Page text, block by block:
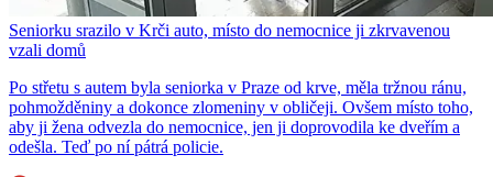
Seniorku srazilo v Krči auto, místo do nemocnice ji zkrvavenou
vzali domů
Po střetu s autem byla seniorka v Praze od krve, měla tržnou ránu,
pohmožděniny a dokonce zlomeniny v obličeji. Ovšem místo toho,
aby ji žena odvezla do nemocnice, jen ji doprovodila ke dveřím a
odešla. Teď po ní pátrá policie.